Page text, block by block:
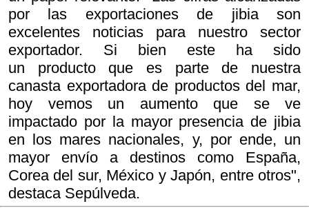
por las exportaciones de jibia son
excelentes noticias para nuestro sector
exportador. Si bien este ha sido
un producto que es parte de nuestra
canasta exportadora de productos del mar,
hoy vemos un aumento que se ve
impactado por la mayor presencia de jibia
en los mares nacionales, y, por ende, un
mayor envío a destinos como España,
Corea del sur, México y Japón, entre otros",
destaca Sepúlveda.